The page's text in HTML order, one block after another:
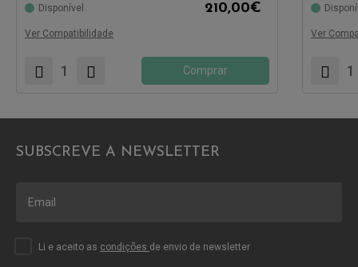
Disponível 210,00€
Ver Compatibilidade
Comprar
Ver
SUBSCREVE A NEWSLETTER
Li e aceito as condições de envio de newsletter